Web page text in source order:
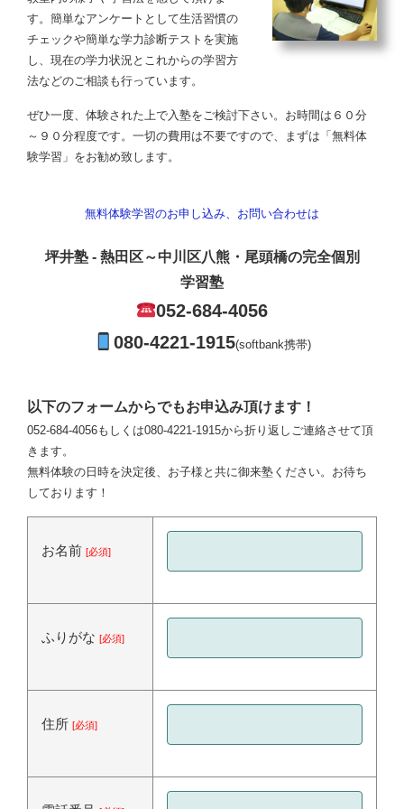
す。簡単なアンケートとして生活習慣の
チェックや簡単な学力診断テストを実施
し、現在の学力状況とこれからの学習方
法などのご相談も行っています。
ぜひ一度、体験された上で入塾をご検討下さい。お時間は６０分
～９０分程度です。一切の費用は不要ですので、まずは「無料体
験学習」をお勧め致します。
無料体験学習のお申し込み、お問い合わせは
坪井塾 - 熱田区～中川区八熊・尾頭橋の完全個別
学習塾
052-684-4056
080-4221-1915(softbank携帯)
以下のフォームからでもお申込み頂けます！
052-684-4056もしくは080-4221-1915から折り返しご連絡させて頂
きます。
無料体験の日時を決定後、お子様と共に御来塾ください。お待ち
しております！
お名前 [必須]
ふりがな [必須]
住所 [必須]